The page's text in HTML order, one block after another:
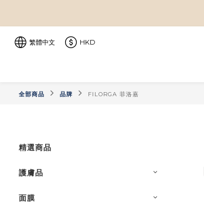
繁體中文 HKD
全部商品 品牌 FILORGA 菲洛嘉
精選商品
護膚品
面膜